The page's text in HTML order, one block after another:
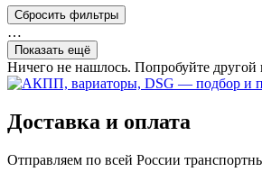
Сбросить фильтры
…
Показать ещё
Ничего не нашлось. Попробуйте другой
Доставка и оплата
Отправляем по всей России